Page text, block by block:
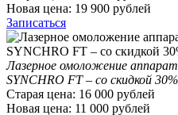
Новая цена: 19 900 рублей
Записаться
Лазерное омоложение
SYNCHRO FT – со скидкой
Старая цена: 16 000 рублей
Новая цена: 11 000 рублей